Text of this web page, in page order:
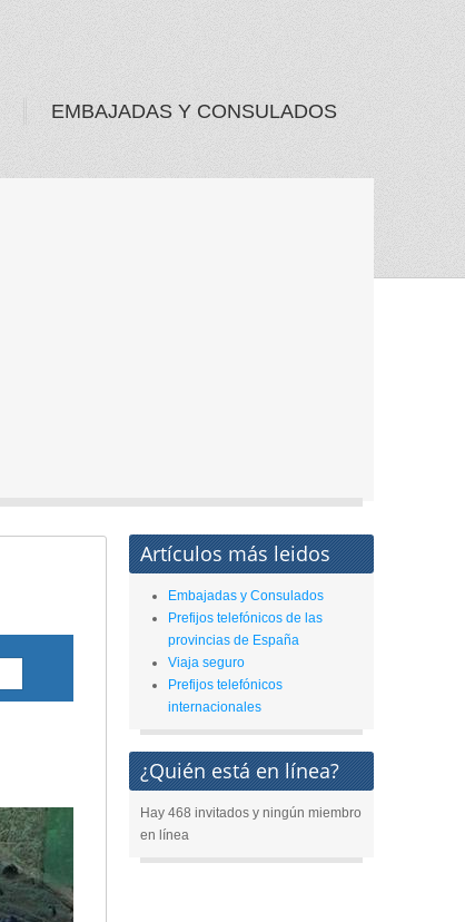
EMBAJADAS Y CONSULADOS
Artículos más leidos
Embajadas y Consulados
Prefijos telefónicos de las
provincias de España
Viaja seguro
Prefijos telefónicos
internacionales
¿Quién está en línea?
Hay 468 invitados y ningún miembro
en línea